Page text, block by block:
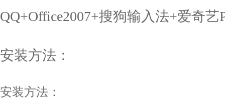
QQ+Office2007+搜狗输入法+爱奇
安装方法：
安装方法：